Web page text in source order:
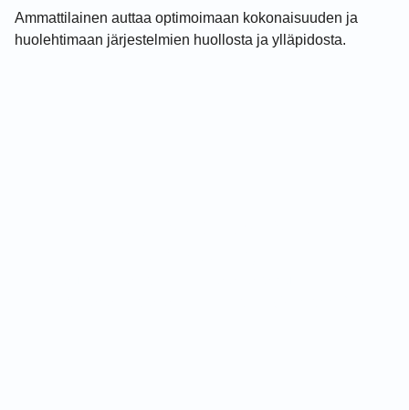
Ammattilainen auttaa optimoimaan kokonaisuuden ja
huolehtimaan järjestelmien huollosta ja ylläpidosta.